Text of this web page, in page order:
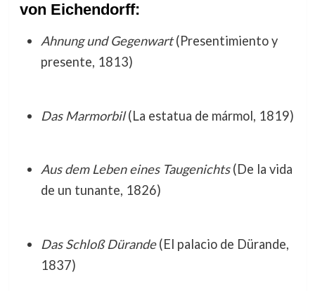
von Eichendorff:
Ahnung und Gegenwart(Presentimiento y
presente, 1813)
Das Marmorbil(La estatua de mármol, 1819)
Aus dem Leben eines Taugenichts(De la vida
de un tunante, 1826)
Das Schloß Dürande(El palacio de Dürande,
1837)